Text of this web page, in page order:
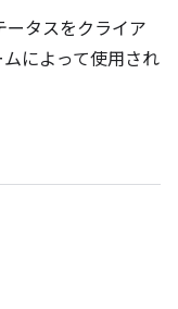
ータスをクライア
によって使用され